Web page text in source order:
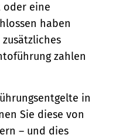
oder eine
haben
zahlen
in
Sie diese von
– und dies